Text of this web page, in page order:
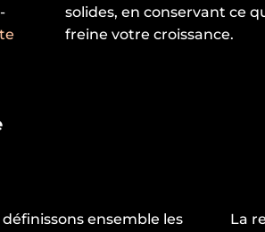
solides, en conservant ce
freine votre croissance.
ensemble les
La